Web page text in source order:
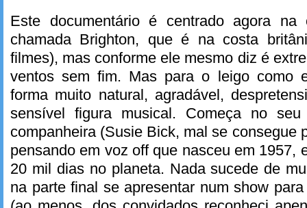
Este documentário é centrado agora
chamada Brighton, que é na costa
filmes), mas conforme ele mesmo diz é
ventos sem fim. Mas para o leigo como
forma muito natural, agradável,
sensível figura musical. Começa no
companheira (Susie Bick, mal se consegue
pensando em voz off que nasceu em 1957,
20 mil dias no planeta. Nada sucede de
na parte final se apresentar num show